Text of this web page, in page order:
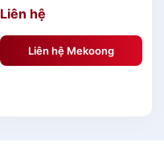
SRING YELLOW
SERVING
Liên hệ
Liên hệ Mekoong